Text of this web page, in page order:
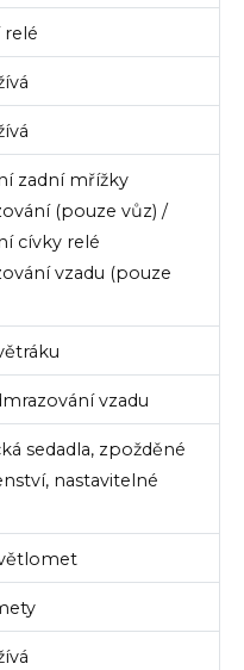
relé
zadní mřížky
(pouze vůz) /
cívky relé
vzadu (pouze
vzadu
sedadla, zpožděné
nastavitelné